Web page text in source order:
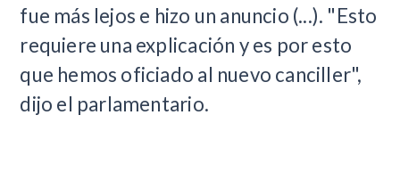
fue más lejos e hizo un anuncio (...). "Esto
requiere una explicación y es por esto
que hemos oficiado al nuevo canciller",
dijo el parlamentario.